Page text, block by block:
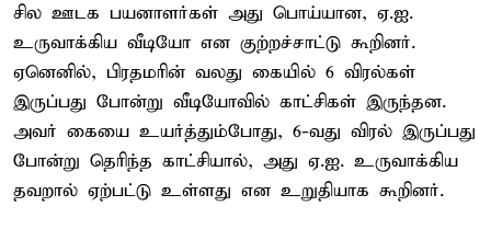
சில ஊடக பயனாளர்கள் அது பொய்யான, ஏ.ஐ.
உருவாக்கிய வீடியோ என குற்றச்சாட்டு கூறினர்.
ஏனெனில், பிரதமரின் வலது கையில் 6 விரல்கள்
இருப்பது போன்று வீடியோவில் காட்சிகள் இருந்தன.
அவர் கையை உயர்த்தும்போது, 6-வது விரல் இருப்பது
போன்று தெரிந்த காட்சியால், அது ஏ.ஐ. உருவாக்கிய
தவறால் ஏற்பட்டு உள்ளது என உறுதியாக கூறினர்.